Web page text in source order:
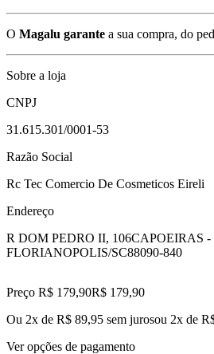
O Magalu garante a sua compra, do
Sobre a loja
CNPJ
31.615.301/0001-53
Razão Social
Rc Tec Comercio De Cosmeticos Eireli
Endereço
R DOM PEDRO II, 106CAPOEIRAS -
FLORIANOPOLIS/SC88090-840
Preço R$ 179,90R$ 179,90
Ou 2x de R$ 89,95 sem jurosou 2x de
Ver opções de pagamento